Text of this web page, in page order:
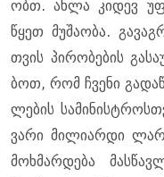
ობთ. ახლა კი­დევ
წყეთ მუ­შა­ო­ბა.
თვის პი­რო­ბე­ბის
ბოთ, რომ ჩვე­ნი
ლე­ბის
ვა­რი მი­ლი­არ­დი
მოხ­მარ­დე­ბა